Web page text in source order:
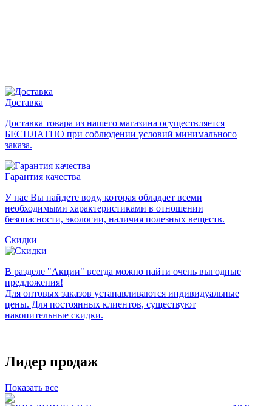
Доставка
Доставка товара из нашего магазина осуществляется
БЕСПЛАТНО при соблюдении условий минимального
заказа.
Гарантия качества
У нас Вы найдете воду, которая обладает всеми
необходимыми характеристиками в отношении
безопасности, экологии, наличия полезных веществ.
Скидки
В разделе "Акции" всегда можно найти очень выгодные
предложения!
Для оптовых заказов устанавливаются индивидуальные
цены. Для постоянных клиентов, существуют
накопительные скидки.
Лидер продаж
Показать все